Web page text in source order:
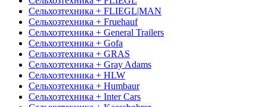
Сельхозтехника + FLIEGL|MAN
Сельхозтехника + Fruehauf
Сельхозтехника + General Trailers
Сельхозтехника + Gofa
Сельхозтехника + GRAS
Сельхозтехника + Gray Adams
Сельхозтехника + HLW
Сельхозтехника + Humbaur
Сельхозтехника + Inter Cars